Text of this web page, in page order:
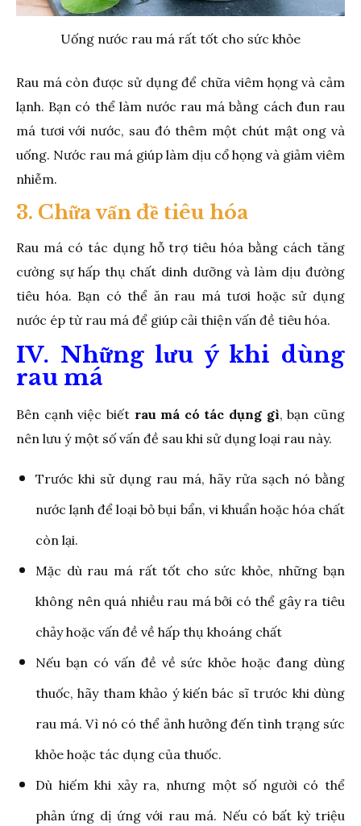
Uống nước rau má rất tốt cho sức khỏe
Rau má còn được sử dụng để chữa viêm họng và cảm
lạnh. Bạn có thể làm nước rau má bằng cách đun rau
má tươi với nước, sau đó thêm một chút mật ong và
uống. Nước rau má giúp làm dịu cổ họng và giảm viêm
nhiễm.
3. Chữa vấn đề tiêu hóa
Rau má có tác dụng hỗ trợ tiêu hóa bằng cách tăng
cường sự hấp thụ chất dinh dưỡng và làm dịu đường
tiêu hóa. Bạn có thể ăn rau má tươi hoặc sử dụng
nước ép từ rau má để giúp cải thiện vấn đề tiêu hóa.
IV. Những lưu ý khi dùng
rau má
Bên cạnh việc biết rau má có tác dụng gì, bạn cũng
nên lưu ý một số vấn đề sau khi sử dụng loại rau này.
Trước khi sử dụng rau má, hãy rửa sạch nó bằng
nước lạnh để loại bỏ bụi bẩn, vi khuẩn hoặc hóa chất
còn lại.
Mặc dù rau má rất tốt cho sức khỏe, những bạn
không nên quá nhiều rau má bởi có thể gây ra tiêu
chảy hoặc vấn đề về hấp thụ khoáng chất
Nếu bạn có vấn đề về sức khỏe hoặc đang dùng
thuốc, hãy tham khảo ý kiến bác sĩ trước khi dùng
rau má. Vì nó có thể ảnh hưởng đến tình trạng sức
khỏe hoặc tác dụng của thuốc.
Dù hiếm khi xảy ra, nhưng một số người có thể
phản ứng dị ứng với rau má. Nếu có bất kỳ triệu